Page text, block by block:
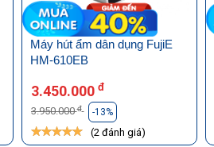
Máy hút ẩm dân dụng FujiE
HM-610EB
3.450.000 đ
3.950.000đ -13%
(2 đánh giá)